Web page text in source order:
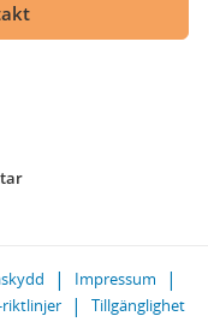
Impressum
Tillgänglighet